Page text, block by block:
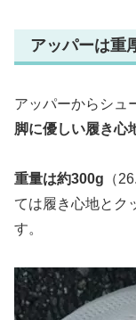
アッパーは重
アッパーからシュ
脚に優しい履き心
重量は約300g （
ては履き心地とク
す。